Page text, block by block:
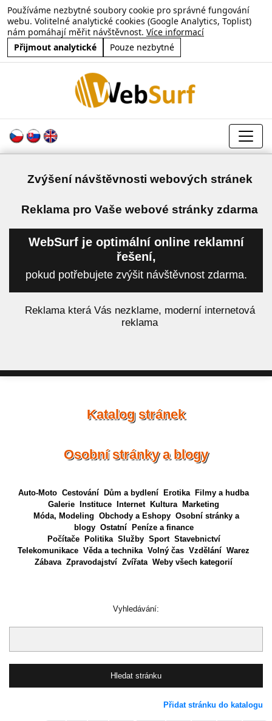
Používáme nezbytné soubory cookie pro správné fungování
webu. Volitelné analytické cookies (Google Analytics, Toplist)
nám pomáhají měřit návštěvnost. Více informací
Přijmout analytické
Pouze nezbytné
Zvýšení návštěvnosti webových stránek
Reklama pro Vaše webové stránky zdarma
WebSurf je optimální online reklamní
řešení,
pokud potřebujete zvýšit návštěvnost zdarma.
Reklama která Vás nezklame, moderní internetová
reklama
Katalog stránek
Osobní stránky a blogy
Auto-Moto Cestování Dům a bydlení Erotika
Filmy a hudba
Galerie
Instituce Internet Kultura
Marketing
Móda, Modeling Obchody a Eshopy Osobní stránky a
blogy Ostatní
Peníze a finance
Počítače
Politika Služby Sport Stavebnictví
Telekomunikace Věda a technika Volný čas Vzdělání Warez
Zábava Zpravodajství Zvířata Weby všech kategorií
Vyhledávání:
Přidat stránku do katalogu